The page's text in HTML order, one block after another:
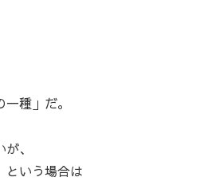
種」だ。
、
という場合は